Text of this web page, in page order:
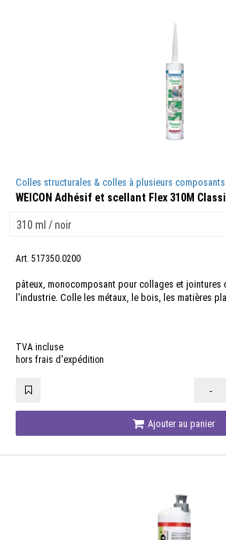
Colles structurales & colles à plusieurs composants
WEICON Adhésif et scellant Flex 310M
Art. 517350.0200
pâteux, monocomposant pour collages et jointures
l'industrie. Colle les métaux, le bois, les matières
TVA incluse
hors frais d'expédition
-
Ajouter au panier